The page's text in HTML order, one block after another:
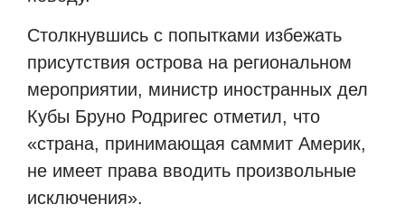
Столкнувшись с попытками избежать
присутствия острова на региональном
мероприятии, министр иностранных дел
Кубы Бруно Родригес отметил, что
«страна, принимающая саммит Америк,
не имеет права вводить произвольные
исключения».